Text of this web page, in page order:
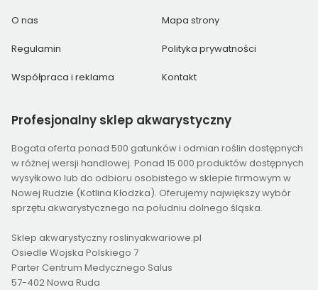
O nas Mapa strony
Regulamin Polityka prywatności
Współpraca i reklama Kontakt
Profesjonalny sklep akwarystyczny
Bogata oferta ponad 500 gatunków i odmian roślin dostępnych
w różnej wersji handlowej. Ponad 15 000 produktów dostępnych
wysyłkowo lub do odbioru osobistego w sklepie firmowym w
Nowej Rudzie (Kotlina Kłodzka). Oferujemy największy wybór
sprzętu akwarystycznego na południu dolnego śląska.
Sklep akwarystyczny roslinyakwariowe.pl
Osiedle Wojska Polskiego 7
Parter Centrum Medycznego Salus
57-402 Nowa Ruda